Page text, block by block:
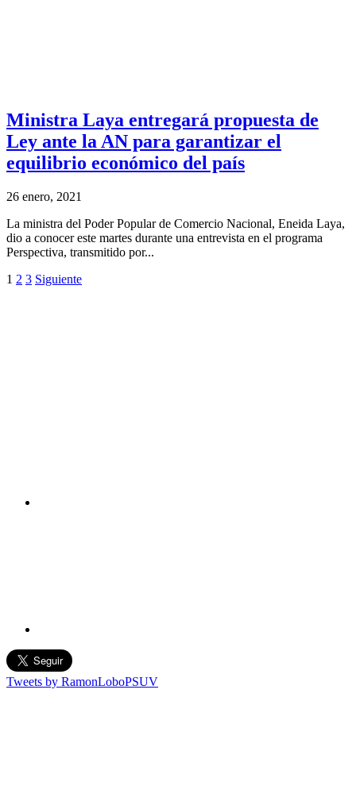
Ministra Laya entregará propuesta de
Ley ante la AN para garantizar el
equilibrio económico del país
26 enero, 2021
La ministra del Poder Popular de Comercio Nacional, Eneida Laya,
dio a conocer este martes durante una entrevista en el programa
Perspectiva, transmitido por...
1 2 3 Siguiente
Tweets by RamonLoboPSUV